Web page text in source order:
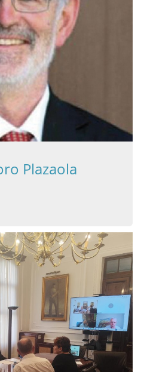
Plazaola